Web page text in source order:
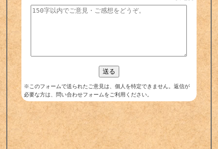
※このフォームで送られたご意見は、個人を特定できません。返信が
必要な方は、問い合わせフォームをご利用ください。